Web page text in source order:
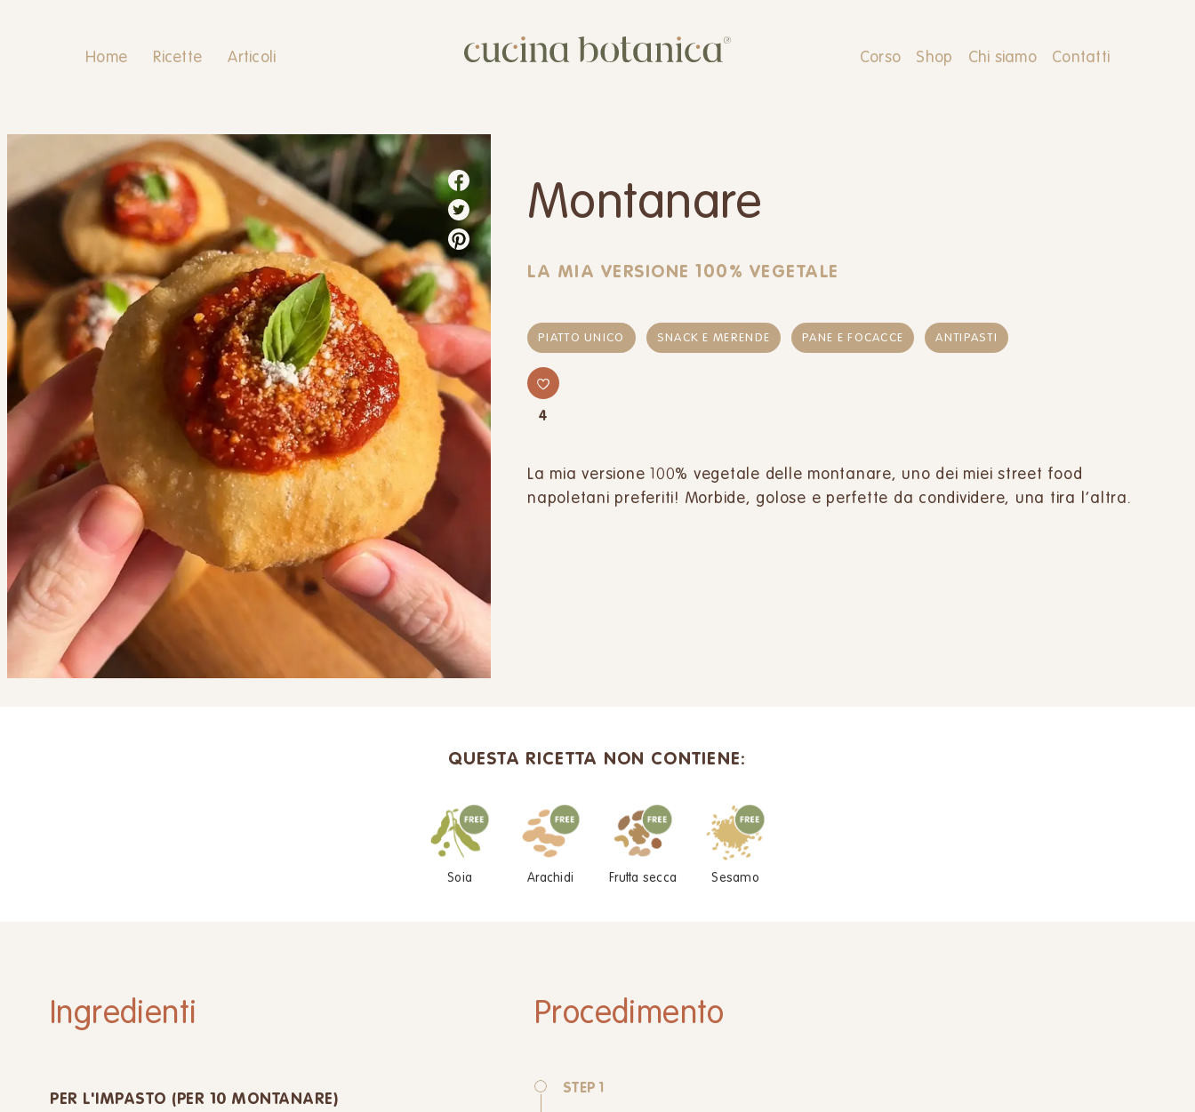
Home Ricette Articoli Corso Shop Chi siamo Contatti
Montanare
LA MIA VERSIONE 100% VEGETALE
PIATTO UNICO SNACK E MERENDE PANE E FOCACCE ANTIPASTI
4
La mia versione 100% vegetale delle montanare, uno dei miei street food
napoletani preferiti! Morbide, golose e perfette da condividere, una tira l’altra.
QUESTA RICETTA NON CONTIENE:
Soia Arachidi Frutta secca Sesamo
Ingredienti
PER L'IMPASTO (PER 10 MONTANARE)
Procedimento
STEP 1